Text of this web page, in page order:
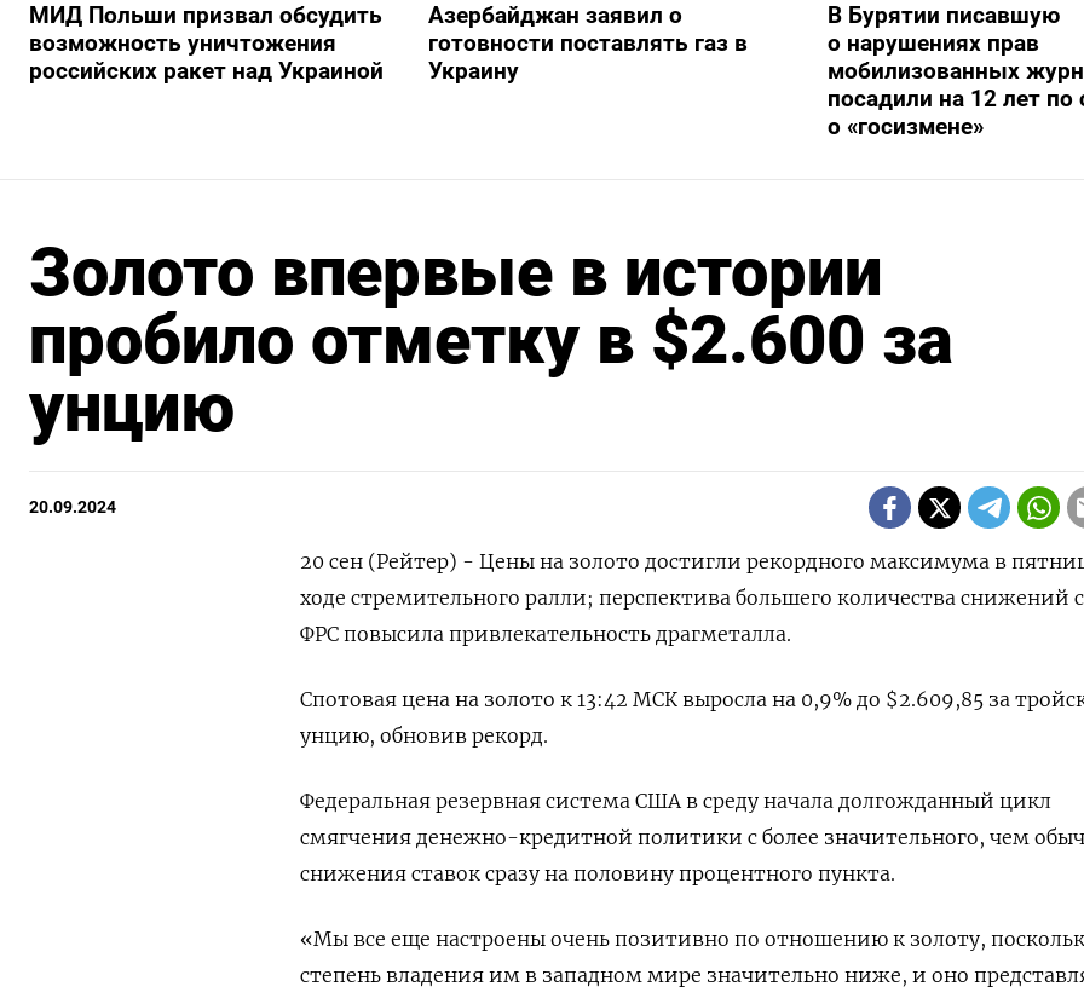
МИД Польши призвал обсудить
возможность уничтожения
российских ракет над Украиной
Азербайджан заявил о
готовности поставлять газ в
Украину
В Бурятии писавшую
о нарушениях прав
мобилизованных
посадили на 12 лет по
о «госизмене»
Золото впервые в истории
пробило отметку в $2.600 за
унцию
20.09.2024
20 сен (Рейтер) - Цены на золото достигли рекордного максимума в
ходе стремительного ралли; перспектива большего количества снижений
ФРС повысила привлекательность драгметалла.
Спотовая цена на золото к 13:42 МСК выросла на 0,9% до $2.609,85​ за
унцию, обновив рекорд.
Федеральная резервная система США в среду начала долгожданный цикл
смягчения денежно-кредитной политики с более значительного, чем
снижения ставок сразу на половину процентного пункта.
«Мы все еще настроены очень позитивно по отношению к золоту,
степень владения им в западном мире значительно ниже, и оно